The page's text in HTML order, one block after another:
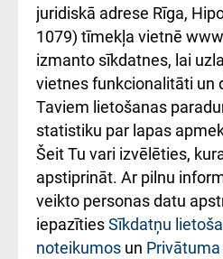
kārtība
Kā pie mums nokļūt
Rēķinu apmaksas
ceļvedis
Rekvizīti un
ārstniecības
iestādes kods
010000234
juridiskā adrese Rīga,
1079) tīmekļa vietnē
izmanto sīkdatnes, lai
vietnes funkcionalitāti un
Taviem lietošanas
statistiku par lapas
Šeit Tu vari izvēlēties,
apstiprināt. Ar pilnu
veikto personas datu
iepazītiesSīkdatņu
noteikumos un